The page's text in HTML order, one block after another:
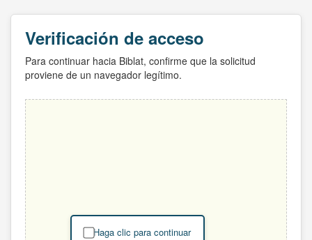
Verificación de acceso
Para continuar hacia Biblat, confirme que la solicitud
proviene de un navegador legítimo.
Haga clic para continuar